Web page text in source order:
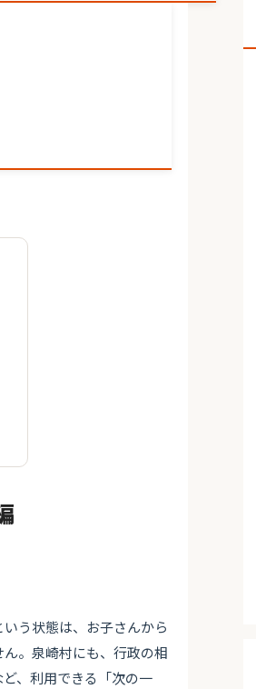
う状態は、お子さんから
。泉崎村にも、行政の相
、利用できる「次の一